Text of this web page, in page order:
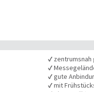
✓ zentrumsnah
✓
✓gute
✓mit